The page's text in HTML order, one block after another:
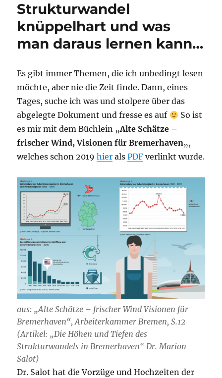
Strukturwandel
knüppelhart und was
man daraus lernen kann…
Es gibt immer Themen, die ich unbedingt lesen
möchte, aber nie die Zeit finde. Dann, eines
Tages, suche ich was und stolpere über das
abgelegte Dokument und fresse es auf
So ist
es mir mit dem Büchlein „Alte Schätze –
frischer Wind, Visionen für Bremerhaven„,
welches schon 2019hier alsPDF verlinkt wurde.
aus: „Alte Schätze – frischer Wind Visionen für
Bremerhaven“, Arbeiterkammer Bremen, S.12
(Artikel: „Die Höhen und Tiefen des
Strukturwandels in Bremerhaven“ Dr. Marion
Salot)
Dr. Salot hat die Vorzüge und Hochzeiten der